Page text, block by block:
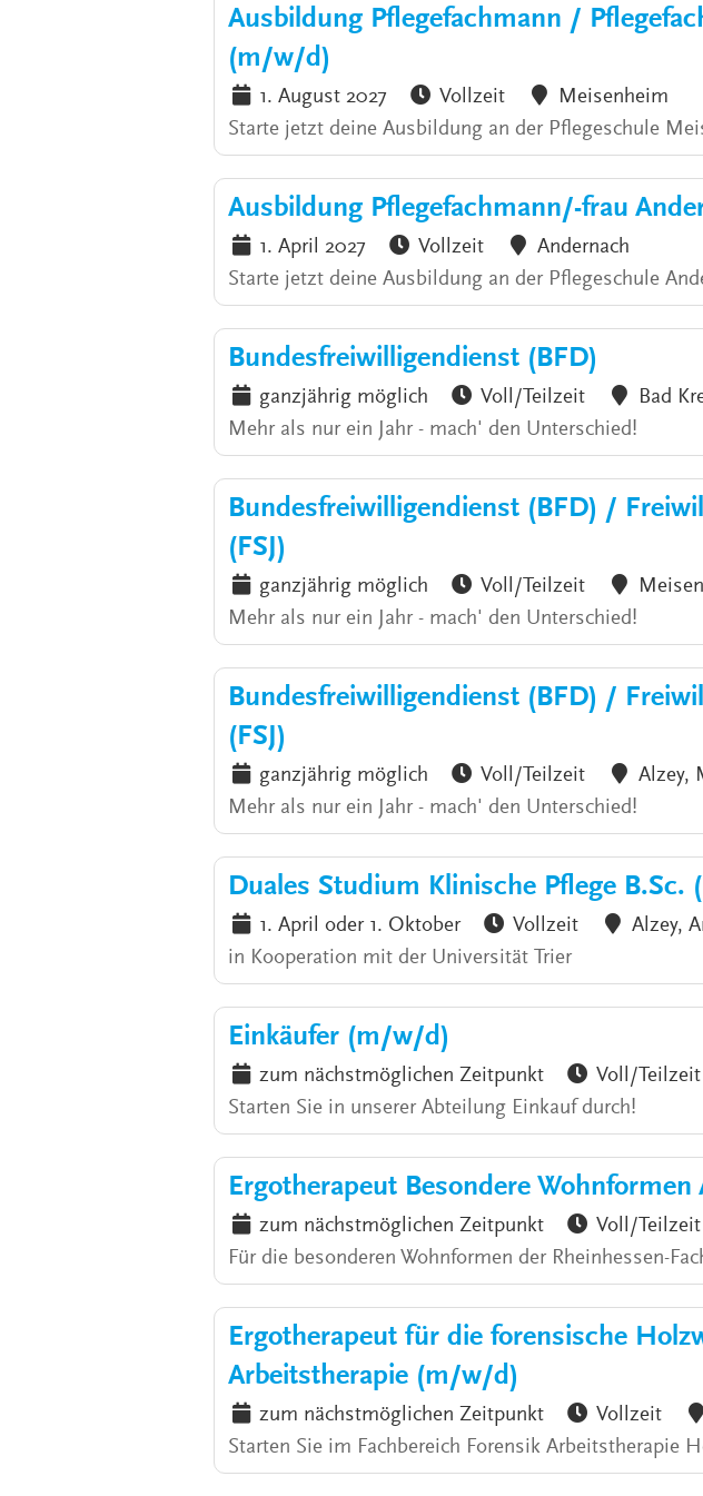
Ausbildung Pflegefachmann /
(m/w/d)
1. August 2027 Vollzeit
Meisenheim
Starte jetzt deine Ausbildung an der Pflegeschule
Ausbildung Pflegefachmann/-frau
1. April 2027 Vollzeit
Andernach
Starte jetzt deine Ausbildung an der Pflegeschule
Bundesfreiwilligendienst (BFD)
ganzjährig möglich Voll/Teilzeit
Bad
Mehr als nur ein Jahr - mach' den Unterschied!
Bundesfreiwilligendienst (BFD) /
(FSJ)
ganzjährig möglich Voll/Teilzeit
Mehr als nur ein Jahr - mach' den Unterschied!
Bundesfreiwilligendienst (BFD) /
(FSJ)
ganzjährig möglich Voll/Teilzeit
Alzey,
Mehr als nur ein Jahr - mach' den Unterschied!
Duales Studium Klinische Pflege B.Sc.
1. April oder 1. Oktober Vollzeit
Alzey,
in Kooperation mit der Universität Trier
Einkäufer (m/w/d)
zum nächstmöglichen Zeitpunkt Voll/Teilzeit
Starten Sie in unserer Abteilung Einkauf durch!
Ergotherapeut Besondere
zum nächstmöglichen Zeitpunkt Voll/Teilzeit
Für die besonderen Wohnformen der Rheinhessen-
Ergotherapeut für die forensische
Arbeitstherapie (m/w/d)
zum nächstmöglichen Zeitpunkt Vollzeit
Starten Sie im Fachbereich Forensik Arbeitstherapie